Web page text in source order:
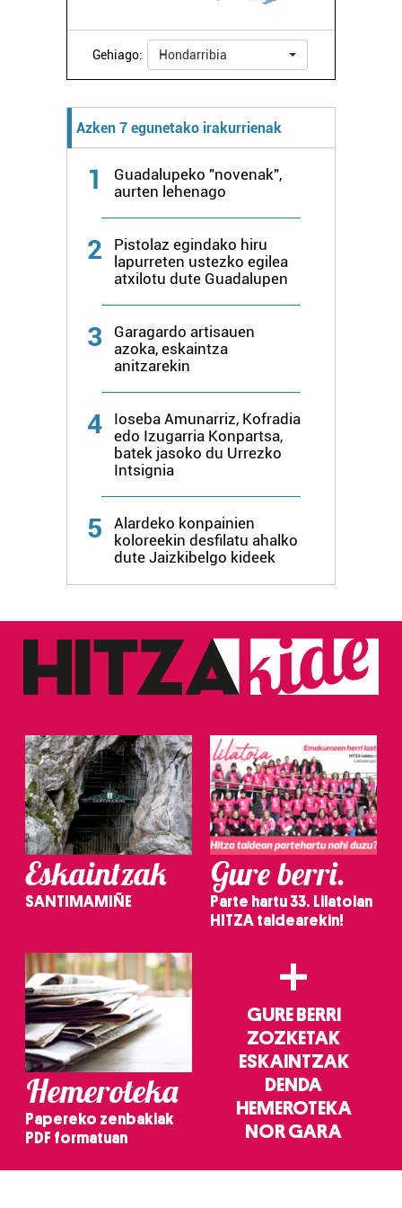
Gehiago: Hondarribia
Azken 7 egunetako irakurrienak
1
Guadalupeko "novenak",
aurten lehenago
2
Pistolaz egindako hiru
lapurreten ustezko egilea
atxilotu dute Guadalupen
3
Garagardo artisauen
azoka, eskaintza
anitzarekin
4
Ioseba Amunarriz, Kofradia
edo Izugarria Konpartsa,
batek jasoko du Urrezko
Intsignia
5
Alardeko konpainien
koloreekin desfilatu ahalko
dute Jaizkibelgo kideek
Eskaintzak
SANTIMAMIÑE
Gure berri.
Parte hartu 33. Lilatoian
HITZA taldearekin!
Hemeroteka
Papereko zenbakiak
PDF formatuan
+
GURE BERRI
ZOZKETAK
ESKAINTZAK
DENDA
HEMEROTEKA
NOR GARA